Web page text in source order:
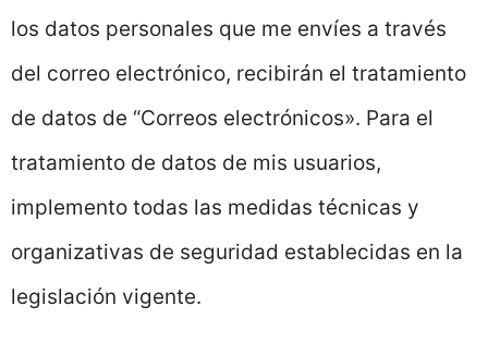
los datos personales que me envíes a través
del correo electrónico, recibirán el tratamiento
de datos de “Correos electrónicos». Para el
tratamiento de datos de mis usuarios,
implemento todas las medidas técnicas y
organizativas de seguridad establecidas en la
legislación vigente.